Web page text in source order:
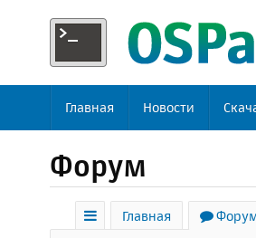
Главная Новости
Форум
Главная